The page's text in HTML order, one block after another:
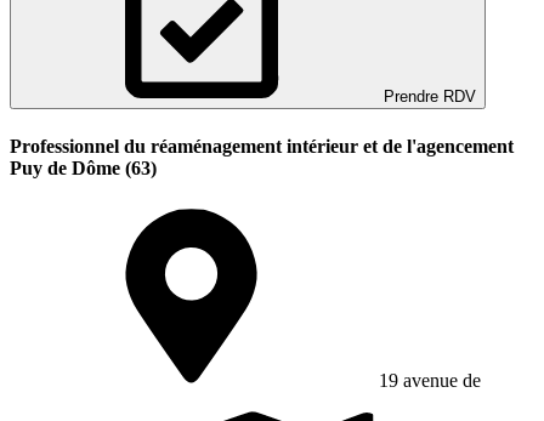
Prendre RDV
Professionnel du réaménagement intérieur et de l'agencement
Puy de Dôme (63)
19 avenue de